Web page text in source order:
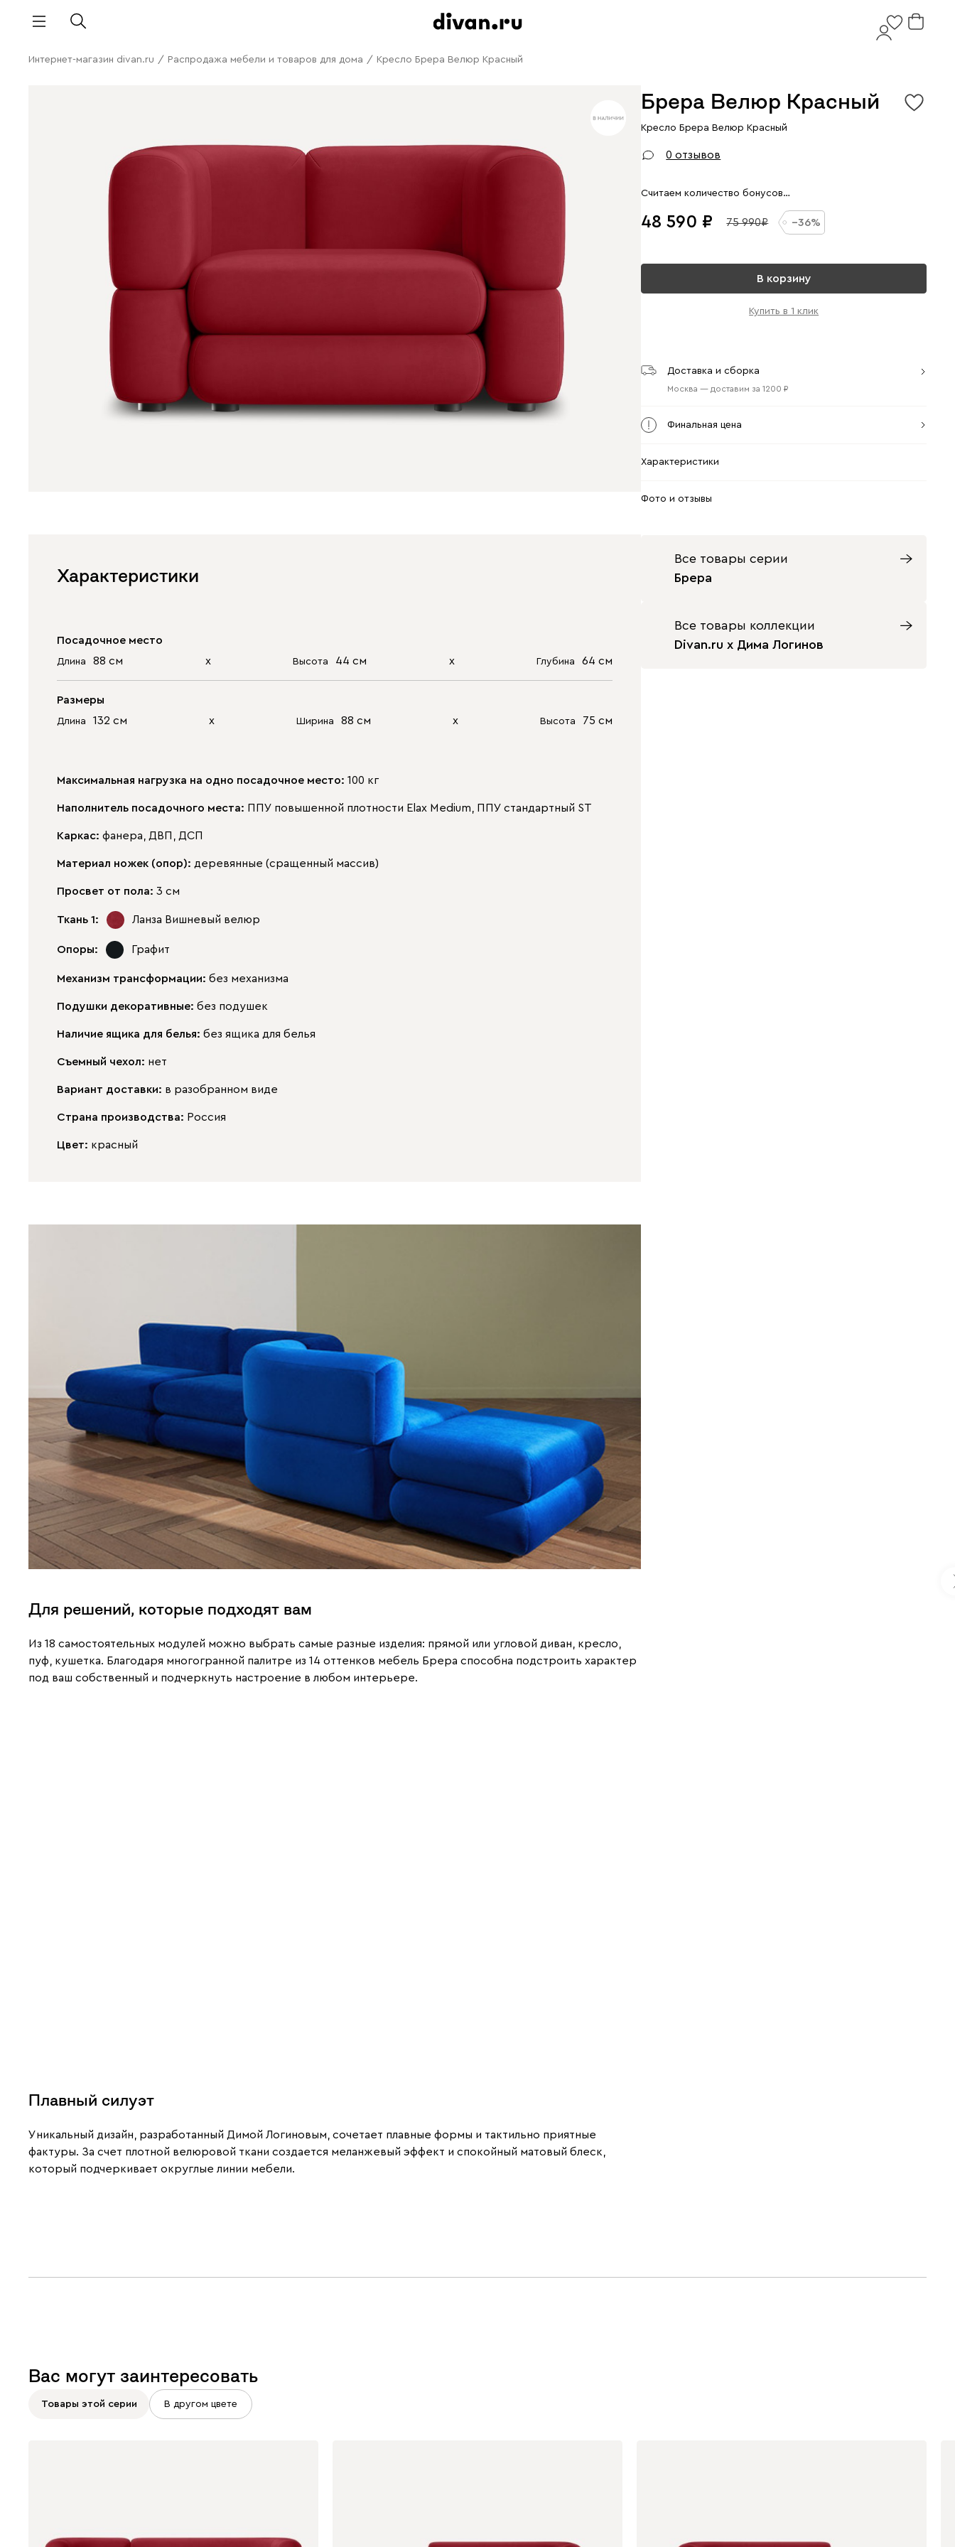
Интернет-магазин divan.ru / Распродажа мебели и товаров для дома / Кресло Брера Велюр Красный
Характеристики
Посадочное место
Длина 88 см х Высота 44 см х Глубина 64 см
Размеры
Длина 132 см х Ширина 88 см х Высота 75 см
Максимальная нагрузка на одно посадочное место: 100 кг
Наполнитель посадочного места: ППУ повышенной плотности Elax Medium, ППУ стандартный ST
Каркас: фанера, ДВП, ДСП
Материал ножек (опор): деревянные (сращенный массив)
Просвет от пола: 3 см
Ткань 1: Ланза Вишневый велюр
Опоры: Графит
Механизм трансформации: без механизма
Подушки декоративные: без подушек
Наличие ящика для белья: без ящика для белья
Съемный чехол: нет
Вариант доставки: в разобранном виде
Страна производства: Россия
Цвет: красный
Для решений, которые подходят вам
Из 18 самостоятельных модулей можно выбрать самые разные изделия: прямой или угловой диван, кресло,
пуф, кушетка. Благодаря многогранной палитре из 14 оттенков мебель Брера способна подстроить характер
под ваш собственный и подчеркнуть настроение в любом интерьере.
Плавный силуэт
Уникальный дизайн, разработанный Димой Логиновым, сочетает плавные формы и тактильно приятные
фактуры. За счет плотной велюровой ткани создается меланжевый эффект и спокойный матовый блеск,
который подчеркивает округлые линии мебели.
Брера Велюр Красный
Кресло Брера Велюр Красный
Арт. 344198
0 отзывов
Считаем количество бонусов…
48 590 75 990 36
В корзину
Купить в 1 клик
Доставка и сборка
Москва — доставим за1200
Финальная цена
Характеристики
Фото и отзывы
Все товары серии
Брера
Все товары коллекции
Divan.ru x Дима Логинов
Вас могут заинтересовать
Товары этой серии В другом цвете